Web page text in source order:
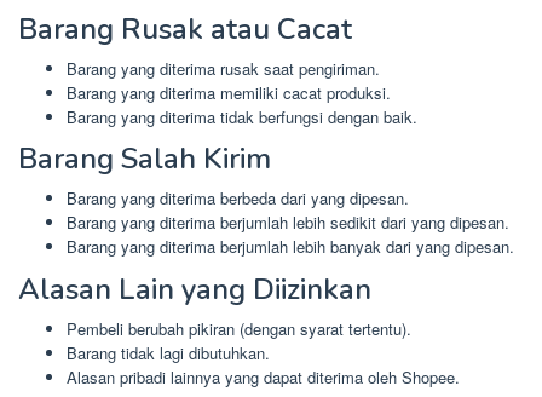
Barang Rusak atau Cacat
Barang yang diterima rusak saat pengiriman.
Barang yang diterima memiliki cacat produksi.
Barang yang diterima tidak berfungsi dengan baik.
Barang Salah Kirim
Barang yang diterima berbeda dari yang dipesan.
Barang yang diterima berjumlah lebih sedikit dari yang dipesan.
Barang yang diterima berjumlah lebih banyak dari yang dipesan.
Alasan Lain yang Diizinkan
Pembeli berubah pikiran (dengan syarat tertentu).
Barang tidak lagi dibutuhkan.
Alasan pribadi lainnya yang dapat diterima oleh Shopee.